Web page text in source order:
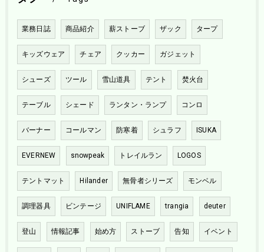
業務日誌 商品紹介 薪ストーブ ザック タープ
キッズウェア チェア クッカー ガジェット
シューズ ツール 雪山道具 テント 焚火台
テーブル シェード ランタン・ランプ コンロ
バーナー コールマン 防寒着 シュラフ ISUKA
EVERNEW snowpeak トレイルラン LOGOS
テントマット Hilander 無骨者シリーズ モンベル
調理器具 ビンテージ UNIFLAME trangia deuter
登山 情報記事 始め方 ストーブ 告知 イベント